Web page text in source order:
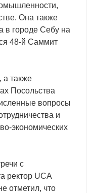
Она также
в городе Себу на
48-й Саммит
а также
Посольства
вопросы
и
экономических
с
ректор UCA
отметил, что